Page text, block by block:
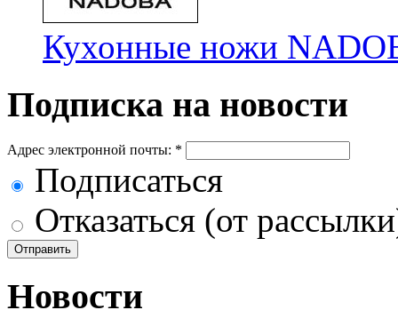
Кухонные ножи
Подписка на новости
Адрес электронной почты: *
Подписаться
Отказаться (от
Новости